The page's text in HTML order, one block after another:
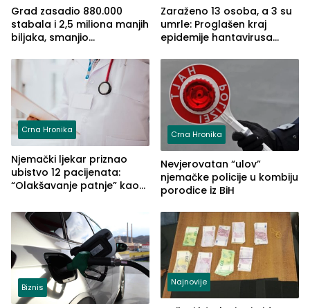
Grad zasadio 880.000
stabala i 2,5 miliona manjih
biljaka, smanjio
poboljšao vazduh
Zaraženo 13 osoba, a 3 su
umrle: Proglašen kraj
epidemije hantavirusa
Crna Hronika
Njemački ljekar priznao
ubistvo 12 pacijenata:
“Olakšavanje patnje” kao
Crna Hronika
Nevjerovatan “ulov”
njemačke policije u kombiju
porodice iz BiH
Biznis Najnovije